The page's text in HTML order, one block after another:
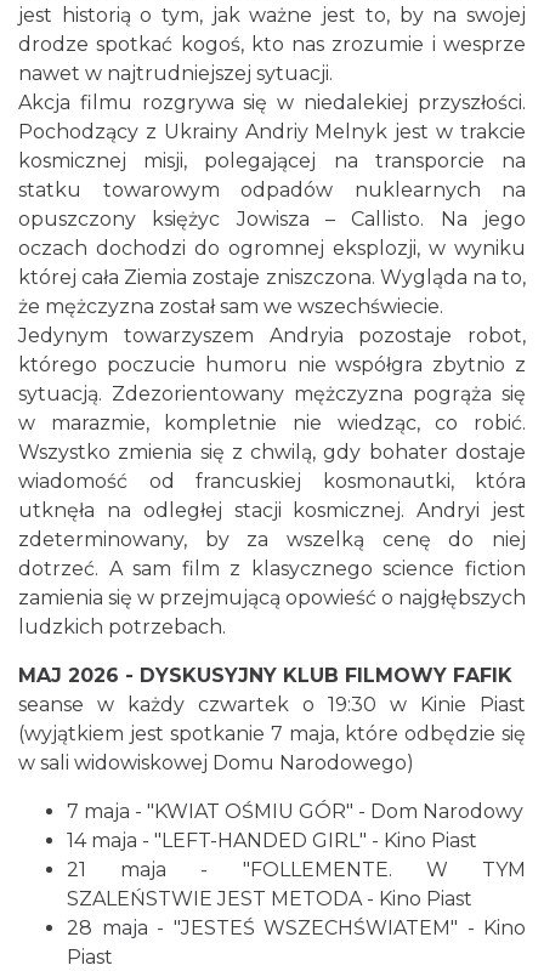
Cieszyn
2026-08-28
0.07 km
Cieszyn
2026-08-09
0.09 km
2026-08-16
0.09 km
Cieszyn
2026-08-23
0.09 km
jest historią o tym, jak ważne jest to, by na swojej
drodze spotkać kogoś, kto nas zrozumie i wesprze
nawet w najtrudniejszej sytuacji.
Akcja filmu rozgrywa się w niedalekiej przyszłości.
Pochodzący z Ukrainy Andriy Melnyk jest w trakcie
kosmicznej misji, polegającej na transporcie na
statku towarowym odpadów nuklearnych na
opuszczony księżyc Jowisza – Callisto. Na jego
oczach dochodzi do ogromnej eksplozji, w wyniku
której cała Ziemia zostaje zniszczona. Wygląda na to,
że mężczyzna został sam we wszechświecie.
Jedynym towarzyszem Andryia pozostaje robot,
którego poczucie humoru nie współgra zbytnio z
sytuacją. Zdezorientowany mężczyzna pogrąża się
w marazmie, kompletnie nie wiedząc, co robić.
Wszystko zmienia się z chwilą, gdy bohater dostaje
wiadomość od francuskiej kosmonautki, która
utknęła na odległej stacji kosmicznej. Andryi jest
zdeterminowany, by za wszelką cenę do niej
dotrzeć. A sam film z klasycznego science fiction
zamienia się w przejmującą opowieść o najgłębszych
ludzkich potrzebach.
MAJ 2026 - DYSKUSYJNY KLUB FILMOWY FAFIK
seanse w każdy czwartek o 19:30 w Kinie Piast
(wyjątkiem jest spotkanie 7 maja, które odbędzie się
w sali widowiskowej Domu Narodowego)
7 maja - "KWIAT OŚMIU GÓR" - Dom Narodowy
14 maja - "LEFT-HANDED GIRL" - Kino Piast
21 maja - "FOLLEMENTE. W TYM
SZALEŃSTWIE JEST METODA - Kino Piast
28 maja - "JESTEŚ WSZECHŚWIATEM" - Kino
Piast